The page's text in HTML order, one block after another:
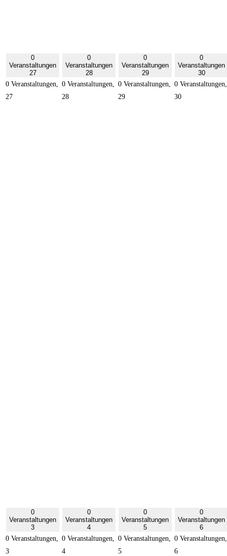
0
Veranstaltungen
27
0 Veranstaltungen,
27
0
Veranstaltungen
28
0 Veranstaltungen,
28
0
Veranstaltungen
29
0 Veranstaltungen,
29
0
Veranstaltungen
30
0 Veranstaltungen,
30
0
Veranstaltungen
3
0 Veranstaltungen,
3
0
Veranstaltungen
4
0 Veranstaltungen,
4
0
Veranstaltungen
5
0 Veranstaltungen,
5
0
Veranstaltungen
6
0 Veranstaltungen,
6